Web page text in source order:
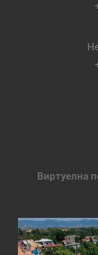
Виртуелна